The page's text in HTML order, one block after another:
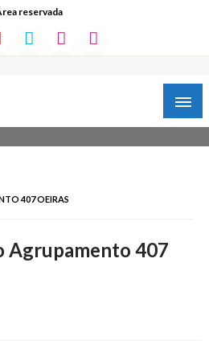
reservada
407 OEIRAS
Agrupamento 407